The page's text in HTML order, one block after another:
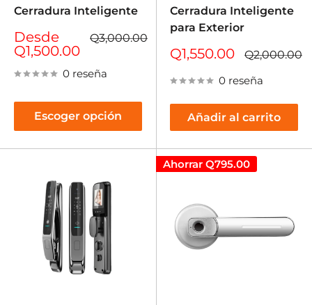
Cerradura Inteligente
Precio
de
Desde
Q1,500.00
Precio
habitual
Q3,000.00
0 reseña
Escoger opción
Cerradura Inteligente
para Exterior
Precio
venta
Q1,550.00
Precio
habitual
Q2,000.00
0 reseña
Añadir al carrito
Ahorrar Q795.00